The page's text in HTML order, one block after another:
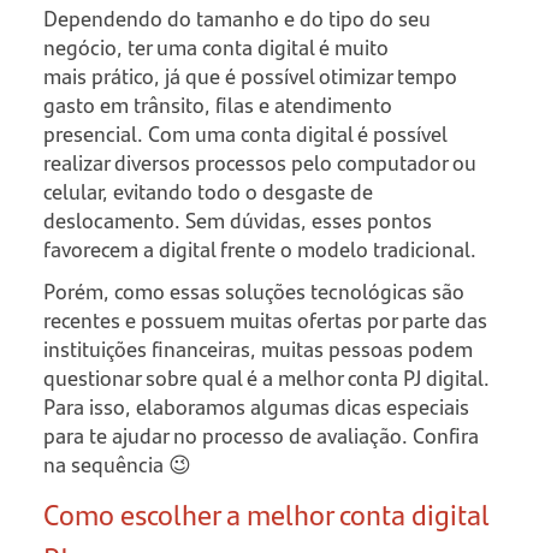
Dependendo do tamanho e do tipo do seu
negócio, ter uma conta digital é muito
mais prático, já que é possível otimizar tempo
gasto em trânsito, filas e atendimento
presencial. Com uma conta digital é possível
realizar diversos processos pelo computador ou
celular, evitando todo o desgaste de
deslocamento. Sem dúvidas, esses pontos
favorecem a digital frente o modelo tradicional.
Porém, como essas soluções tecnológicas são
recentes e possuem muitas ofertas por parte das
instituições financeiras, muitas pessoas podem
questionar sobre qual é a melhor conta PJ digital.
Para isso, elaboramos algumas dicas especiais
para te ajudar no processo de avaliação. Confira
na sequência 😉
Como escolher a melhor conta digital